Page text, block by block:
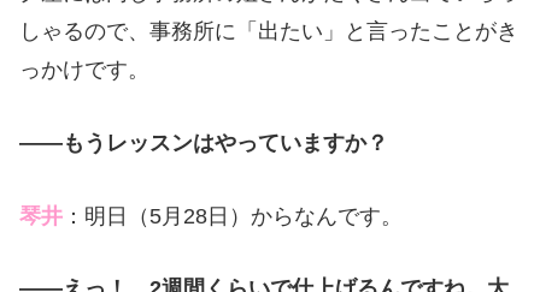
しゃるので、事務所に「出たい」と言ったことがき
っかけです。
――もうレッスンはやっていますか？
琴井 ：明日（5月28日）からなんです。